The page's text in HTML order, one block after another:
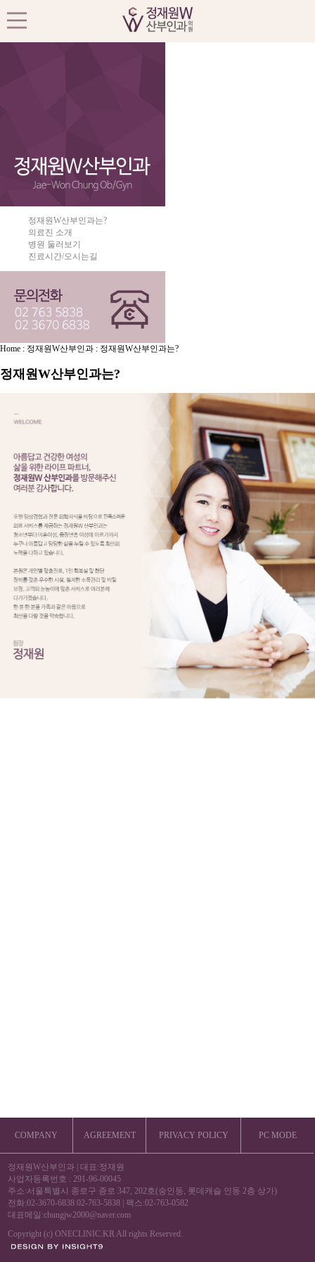
정재원W산부인과는?
의료진 소개
병원 둘러보기
진료시간/오시는길
Home : 정재원W산부인과 : 정재원W산부인과는?
정재원W산부인과는?
COMPANY AGREEMENT PRIVACY POLICY PC MODE
정재원W산부인과 대표:정재원
사업자등록번호 : 291-96-00045
주소:서울특별시 종로구 종로 347, 202호(숭인동, 롯데캐슬 인동 2층 상가)
전화:02-3670-6838 02-763-5838
팩스:02-763-0582
대표메일:chungjw2000@naver.com
Copyright (c) ONECLINIC.KR All rights Reserved.